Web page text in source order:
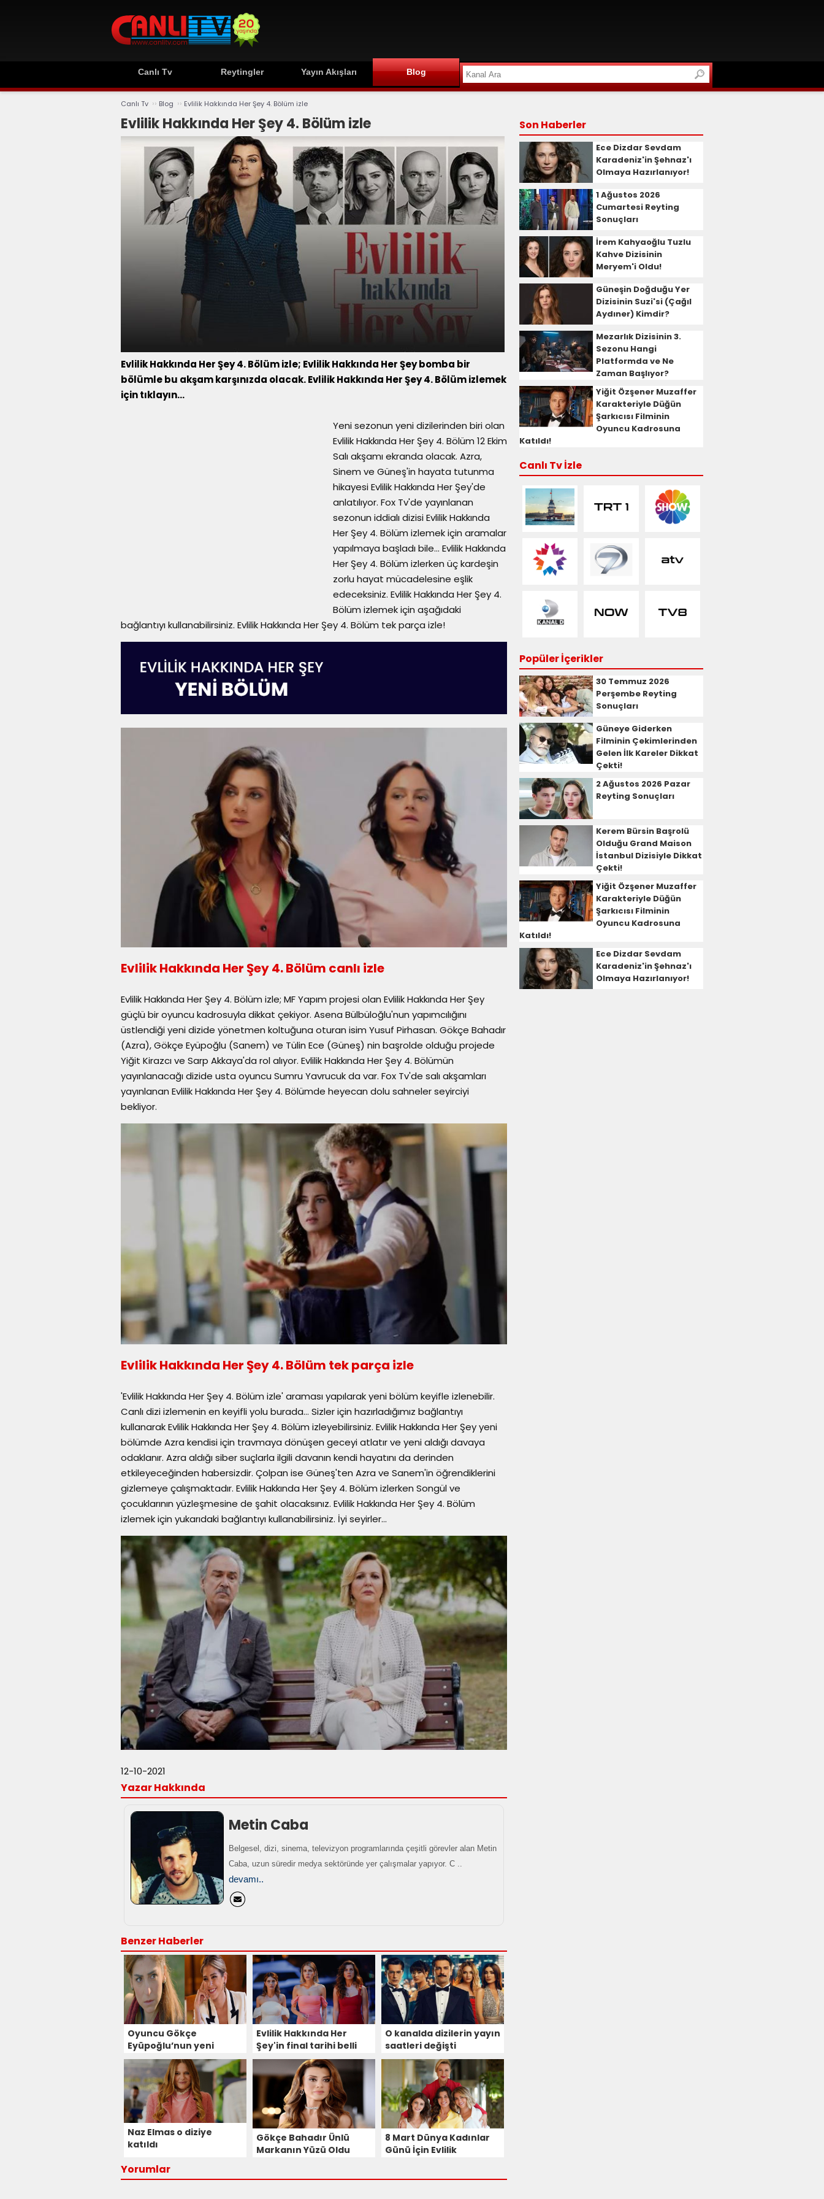
Canlı Tv Reytingler Yayın Akışları Blog
Canlı Tv ›› Blog ›› Evlilik Hakkında Her Şey 4. Bölüm izle
Evlilik Hakkında Her Şey 4. Bölüm izle
Evlilik Hakkında Her Şey 4. Bölüm izle; Evlilik Hakkında Her Şey bomba bir
bölümle bu akşam karşınızda olacak. Evlilik Hakkında Her Şey 4. Bölüm izlemek
için tıklayın…
Yeni sezonun yeni dizilerinden biri olan
Evlilik Hakkında Her Şey 4. Bölüm 12 Ekim
Salı akşamı ekranda olacak. Azra,
Sinem ve Güneş'in hayata tutunma
hikayesi Evlilik Hakkında Her Şey'de
anlatılıyor. Fox Tv'de yayınlanan
sezonun iddialı dizisi Evlilik Hakkında
Her Şey 4. Bölüm izlemek için aramalar
yapılmaya başladı bile… Evlilik Hakkında
Her Şey 4. Bölüm izlerken üç kardeşin
zorlu hayat mücadelesine eşlik
edeceksiniz. Evlilik Hakkında Her Şey 4.
Bölüm izlemek için aşağıdaki
bağlantıyı kullanabilirsiniz. Evlilik Hakkında Her Şey 4. Bölüm tek parça izle!
Evlilik Hakkında Her Şey 4. Bölüm canlı izle
Evlilik Hakkında Her Şey 4. Bölüm izle; MF Yapım projesi olan Evlilik Hakkında Her Şey
güçlü bir oyuncu kadrosuyla dikkat çekiyor. Asena Bülbüloğlu'nun yapımcılığını
üstlendiği yeni dizide yönetmen koltuğuna oturan isim Yusuf Pirhasan. Gökçe Bahadır
(Azra), Gökçe Eyüpoğlu (Sanem) ve Tülin Ece (Güneş) nin başrolde olduğu projede
Yiğit Kirazcı ve Sarp Akkaya'da rol alıyor. Evlilik Hakkında Her Şey 4. Bölümün
yayınlanacağı dizide usta oyuncu Sumru Yavrucuk da var. Fox Tv'de salı akşamları
yayınlanan Evlilik Hakkında Her Şey 4. Bölümde heyecan dolu sahneler seyirciyi
bekliyor.
Evlilik Hakkında Her Şey 4. Bölüm tek parça izle
'Evlilik Hakkında Her Şey 4. Bölüm izle' araması yapılarak yeni bölüm keyifle izlenebilir.
Canlı dizi izlemenin en keyifli yolu burada… Sizler için hazırladığımız bağlantıyı
kullanarak Evlilik Hakkında Her Şey 4. Bölüm izleyebilirsiniz. Evlilik Hakkında Her Şey yeni
bölümde Azra kendisi için travmaya dönüşen geceyi atlatır ve yeni aldığı davaya
odaklanır. Azra aldığı siber suçlarla ilgili davanın kendi hayatını da derinden
etkileyeceğinden habersizdir. Çolpan ise Güneş'ten Azra ve Sanem'in öğrendiklerini
gizlemeye çalışmaktadır. Evlilik Hakkında Her Şey 4. Bölüm izlerken Songül ve
çocuklarının yüzleşmesine de şahit olacaksınız. Evlilik Hakkında Her Şey 4. Bölüm
izlemek için yukarıdaki bağlantıyı kullanabilirsiniz. İyi seyirler…
12-10-2021
Yazar Hakkında
Metin Caba
Belgesel, dizi, sinema, televizyon programlarında çeşitli görevler alan Metin
Caba, uzun süredir medya sektöründe yer çalışmalar yapıyor. C ..
devamı..
Benzer Haberler
Oyuncu Gökçe
Eyüpoğlu’nun yeni
projesi belli oldu
Evlilik Hakkında Her
Şey'in final tarihi belli
oldu
O kanalda dizilerin yayın
saatleri değişti
Naz Elmas o diziye
katıldı
Gökçe Bahadır Ünlü
Markanın Yüzü Oldu
8 Mart Dünya Kadınlar
Günü İçin Evlilik
Yorumlar
Son Haberler
Ece Dizdar Sevdam
Karadeniz'in Şehnaz'ı
Olmaya Hazırlanıyor!
1 Ağustos 2026
Cumartesi Reyting
Sonuçları
İrem Kahyaoğlu Tuzlu
Kahve Dizisinin
Meryem'i Oldu!
Güneşin Doğduğu Yer
Dizisinin Suzi'si (Çağıl
Aydıner) Kimdir?
Mezarlık Dizisinin 3.
Sezonu Hangi
Platformda ve Ne
Zaman Başlıyor?
Yiğit Özşener Muzaffer
Karakteriyle Düğün
Şarkıcısı Filminin
Oyuncu Kadrosuna
Katıldı!
Canlı Tv İzle
Popüler İçerikler
30 Temmuz 2026
Perşembe Reyting
Sonuçları
Güneye Giderken
Filminin Çekimlerinden
Gelen İlk Kareler Dikkat
Çekti!
2 Ağustos 2026 Pazar
Reyting Sonuçları
Kerem Bürsin Başrolü
Olduğu Grand Maison
İstanbul Dizisiyle Dikkat
Çekti!
Yiğit Özşener Muzaffer
Karakteriyle Düğün
Şarkıcısı Filminin
Oyuncu Kadrosuna
Katıldı!
Ece Dizdar Sevdam
Karadeniz'in Şehnaz'ı
Olmaya Hazırlanıyor!